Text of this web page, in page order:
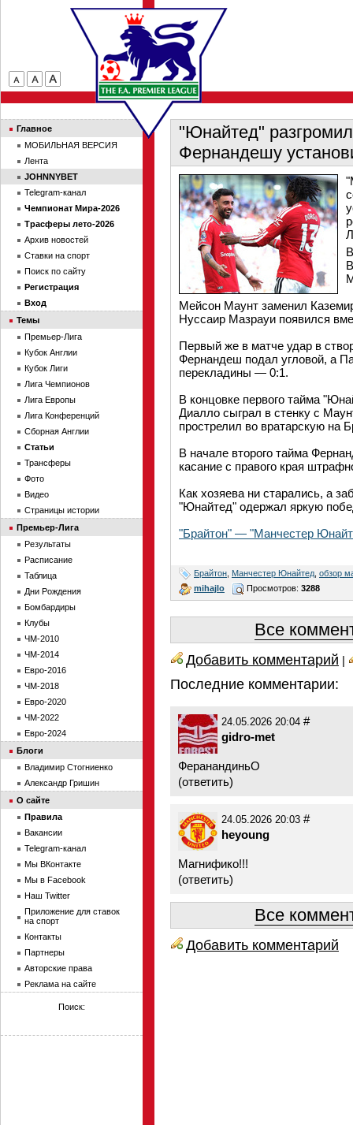
"Юнайтед"
Фернандешу
Мейсон Маунт заменил
Нуссаир Мазрауи появился
Первый же в матче удар в
Фернандеш подал угловой, а
перекладины — 0:1.
В концовке первого тайма
Диалло сыграл в стенку с
прострелил во вратарскую
В начале второго тайма
касание с правого края
Как хозяева ни старались, а
"Юнайтед" одержал яркую
"Брайтон" — "Манчестер
Брайтон Манчестер Юнайтед обзор
mihajlo
Просмотров: 3288
Все
Добавить комментарий |
Последние комментарии:
24.05.2026 20:04 #
gidro-met
ФеранандиньО
(ответить)
24.05.2026 20:03 #
heyoung
Магнифико!!!
(ответить)
Все
Добавить комментарий
Главное
МОБИЛЬНАЯ ВЕРСИЯ
Лента
JOHNNYBET
Telegram-канал
Чемпионат Мира-2026
Трасферы лето-2026
Архив новостей
Ставки на спорт
Поиск по сайту
Регистрация
Вход
Темы
Премьер-Лига
Кубок Англии
Кубок Лиги
Лига Чемпионов
Лига Европы
Лига Конференций
Сборная Англии
Статьи
Трансферы
Фото
Видео
Страницы истории
Премьер-Лига
Результаты
Расписание
Таблица
Дни Рождения
Бомбардиры
Клубы
ЧМ-2010
ЧМ-2014
Евро-2016
ЧМ-2018
Евро-2020
ЧМ-2022
Евро-2024
Блоги
Владимир Стогниенко
Александр Гришин
О сайте
Правила
Вакансии
Telegram-канал
Мы ВКонтакте
Мы в Facebook
Наш Twitter
Приложение для ставок
на спорт
Контакты
Партнеры
Авторские права
Реклама на сайте
Поиск: